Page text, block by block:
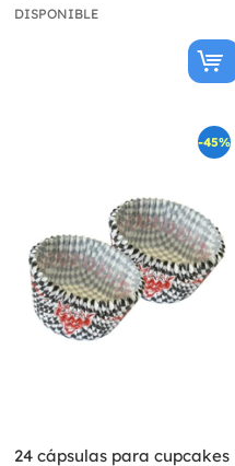
DISPONIBLE
-45%
24 cápsulas para cupcakes